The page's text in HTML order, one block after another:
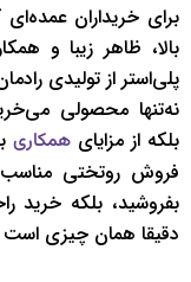
برای خریداران
بالا، ظاهر زیبا و
پلی‌استر از تولیدی
نه‌تنها محصولی
بلکه از مزایای همکاری
فروش روتختی
بفروشید، بلکه خرید
دقیقا همان چیزی است